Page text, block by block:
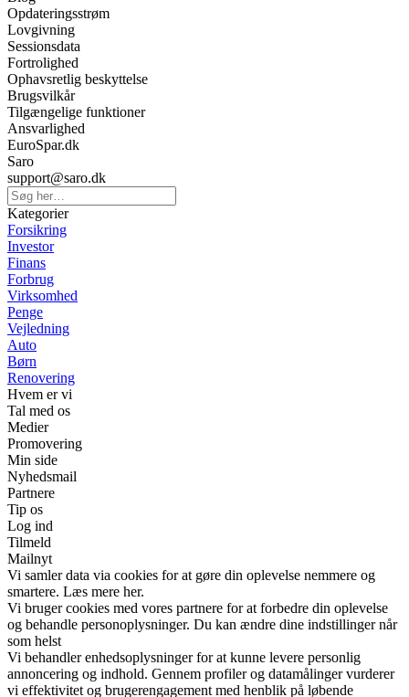
Opdateringsstrøm
Lovgivning
Sessionsdata
Fortrolighed
Ophavsretlig beskyttelse
Brugsvilkår
Tilgængelige funktioner
Ansvarlighed
EuroSpar.dk
Saro
support@saro.dk
Kategorier
Forsikring
Investor
Finans
Forbrug
Virksomhed
Penge
Vejledning
Auto
Børn
Renovering
Hvem er vi
Tal med os
Medier
Promovering
Min side
Nyhedsmail
Partnere
Tip os
Log ind
Tilmeld
Mailnyt
Vi samler data via cookies for at gøre din oplevelse nemmere og
smartere. Læs mere her.
Vi bruger cookies med vores partnere for at forbedre din oplevelse
og behandle personoplysninger. Du kan ændre dine indstillinger når
som helst
Vi behandler enhedsoplysninger for at kunne levere personlig
annoncering og indhold. Gennem profiler og datamålinger vurderer
vi effektivitet og brugerengagement med henblik på løbende